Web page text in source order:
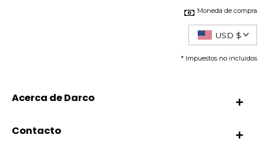
Moneda de compra
USD $
* Impuestos no incluidos
Acerca de Darco
Contacto